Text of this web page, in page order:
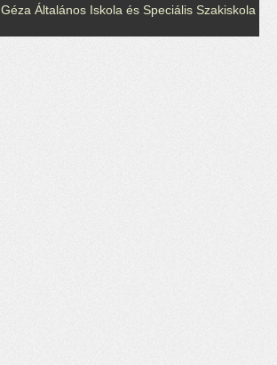
Géza Általános Iskola és Speciális Szakiskola